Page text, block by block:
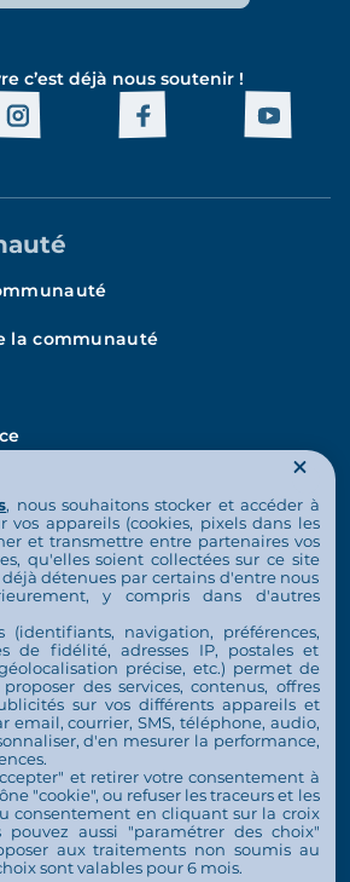
c’est déjà nous soutenir !
la communauté
, nous souhaitons stocker et accéder à
vos appareils (cookies, pixels dans les
et transmettre entre partenaires vos
qu'elles soient collectées sur ce site
détenues par certains d'entre nous
y compris dans d'autres
(identifiants, navigation, préférences,
de fidélité, adresses IP, postales et
précise, etc.) permet de
des services, contenus, offres
sur vos différents appareils et
email, courrier, SMS, téléphone, audio,
d'en mesurer la performance,
et retirer votre consentement à
"cookie", ou refuser les traceurs et les
consentement en cliquant sur la croix
pouvez aussi "paramétrer des choix"
aux traitements non soumis au
sont valables pour 6 mois.